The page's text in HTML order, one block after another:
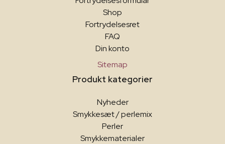
Shop
Fortrydelsesret
FAQ
Din konto
Sitemap
Produkt kategorier
Nyheder
Smykkesæt / perlemix
Perler
Smykkematerialer